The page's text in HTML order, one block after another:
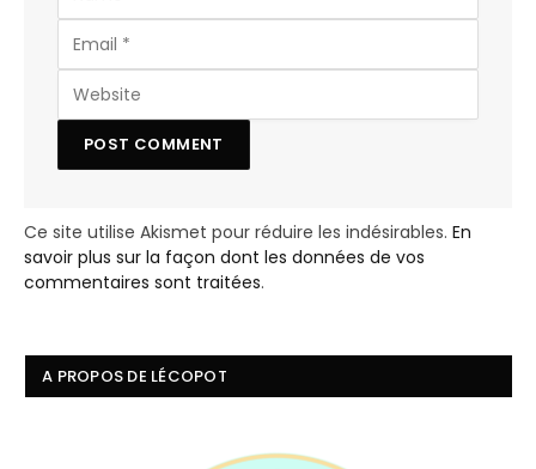
Ce site utilise Akismet pour réduire les indésirables. En
savoir plus sur la façon dont les données de vos
commentaires sont traitées.
A PROPOS DE LÉCOPOT